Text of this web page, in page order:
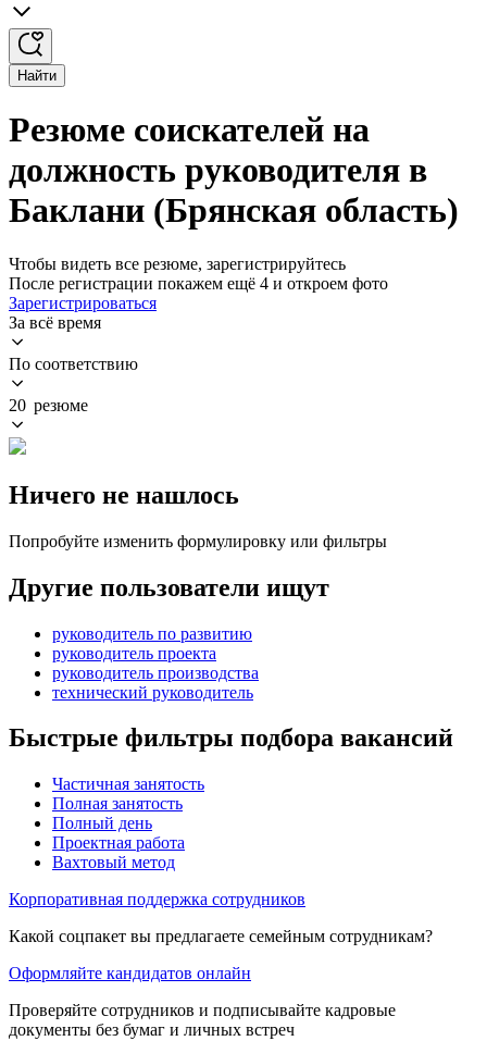
Найти
Резюме соискателей на
должность руководителя в
Баклани (Брянская область)
Чтобы видеть все резюме, зарегистрируйтесь
После регистрации покажем ещё 4 и откроем фото
Зарегистрироваться
За всё время
По соответствию
20 резюме
Ничего не нашлось
Попробуйте изменить формулировку или фильтры
Другие пользователи ищут
руководитель по развитию
руководитель проекта
руководитель производства
технический руководитель
Быстрые фильтры подбора вакансий
Частичная занятость
Полная занятость
Полный день
Проектная работа
Вахтовый метод
Корпоративная поддержка сотрудников
Какой соцпакет вы предлагаете семейным сотрудникам?
Оформляйте кандидатов онлайн
Проверяйте сотрудников и подписывайте кадровые
документы без бумаг и личных встреч